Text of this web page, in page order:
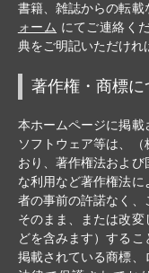
書籍、雑誌からの転載
ォーム にてご連絡く
典をご明記いただけれ
著作権・商標に
本ホームページに掲載
ソフトウェア等は、
おり、著作権法およ
な利用など著作権法
者の事前の許諾なく
そのまま、または改
どを含みます）する
掲載されている商標